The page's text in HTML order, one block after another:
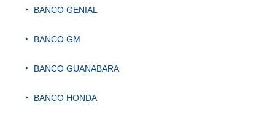
BANCO GENIAL
BANCO GM
BANCO GUANABARA
BANCO HONDA